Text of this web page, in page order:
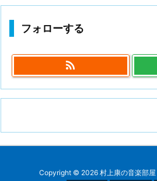
フォローする

Copyright © 2026 村上康の音楽部屋